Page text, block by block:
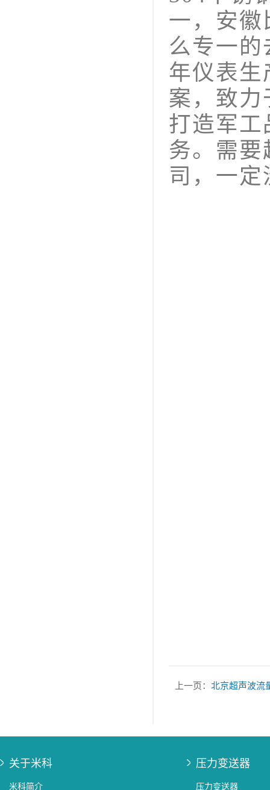
一，安徽
么专一
年仪表生
案，致力
打造军工
务。需
司，一
上一页： 北京超声波流
关于米科
米科简介
压力变送器
压力变送器